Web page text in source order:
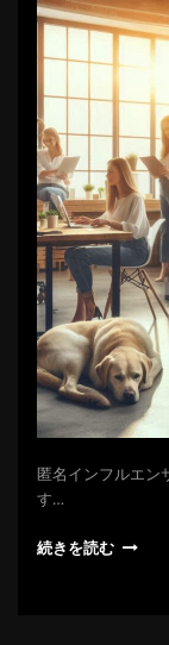
匿名インフルエン
す…
続きを読む